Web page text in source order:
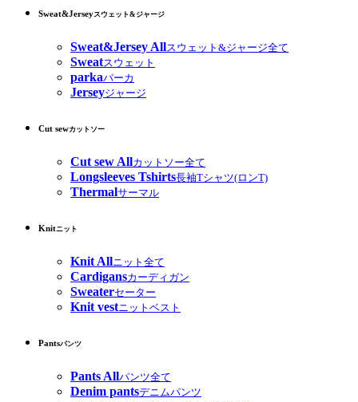
Sweat&Jerseyスウェット&ジャージ
Sweat&Jersey Allスウェット&ジャージ全て
Sweatスウェット
parkaパーカ
Jerseyジャージ
Cut sewカットソー
Cut sew Allカットソー全て
Longsleeves Tshirts長袖Tシャツ(ロンT)
Thermalサーマル
Knitニット
Knit Allニット全て
Cardigansカーディガン
Sweaterセーター
Knit vestニットベスト
Pantsパンツ
Pants Allパンツ全て
Denim pantsデニムパンツ